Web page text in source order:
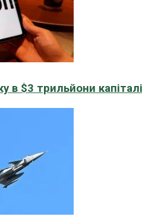
в $3 трильйони